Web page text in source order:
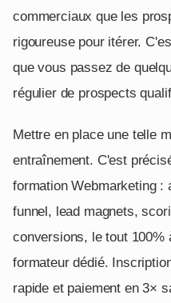
commerciaux que les
rigoureuse pour itérer.
que vous passez de
régulier de prospects
Mettre en place une telle
entraînement. C'est
formation Webmarketing :
funnel, lead magnets,
conversions, le tout
formateur dédié.
rapide et paiement en 3×